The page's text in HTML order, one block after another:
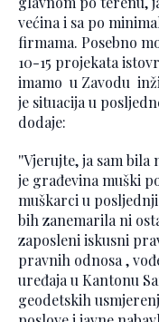
većina i sa po
firmama. Posebno
10-15 projekata
imamo u Zavodu
je situacija u
dodaje:
''Vjerujte, ja sam bila
je građevina muški
muškarci u
bih zanemarila ni
zaposleni iskusni
pravnih odnosa ,
uređaja u Kantonu
geodetskih